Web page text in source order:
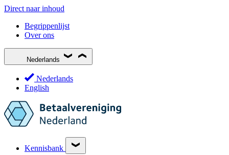
Direct naar inhoud
Begrippenlijst
Over ons
Nederlands
Nederlands
English
Kennisbank